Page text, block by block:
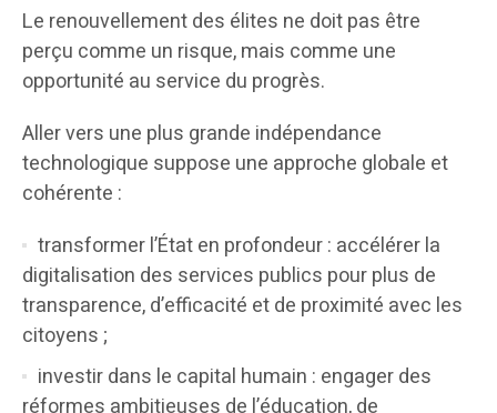
Le renouvellement des élites ne doit pas être
perçu comme un risque, mais comme une
opportunité au service du progrès.
Aller vers une plus grande indépendance
technologique suppose une approche globale et
cohérente :
transformer l’État en profondeur : accélérer la
digitalisation des services publics pour plus de
transparence, d’efficacité et de proximité avec les
citoyens ;
investir dans le capital humain : engager des